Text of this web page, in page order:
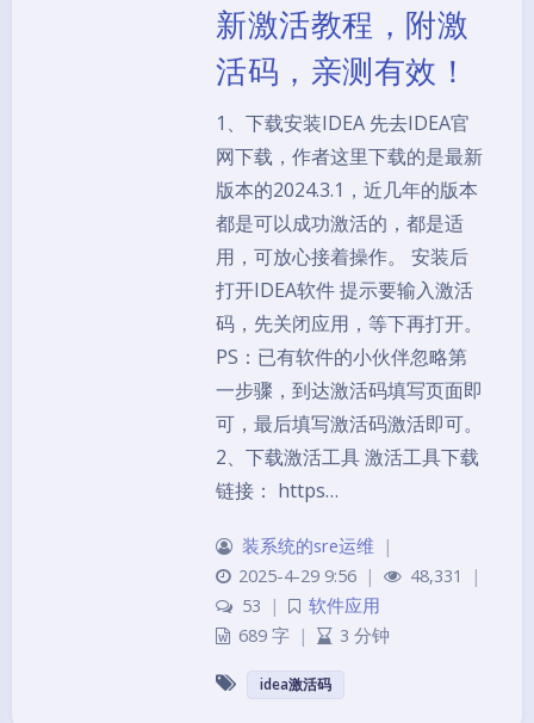
新激活教程，附激
活码，亲测有效！
1、下载安装IDEA 先去IDEA官
网下载，作者这里下载的是最新
版本的2024.3.1，近几年的版本
都是可以成功激活的，都是适
用，可放心接着操作。 安装后
打开IDEA软件 提示要输入激活
码，先关闭应用，等下再打开。
PS：已有软件的小伙伴忽略第
一步骤，到达激活码填写页面即
可，最后填写激活码激活即可。
2、下载激活工具 激活工具下载
链接： https…
装系统的sre运维
|
2025-4-29 9:56 | 48,331
|
53
|
软件应用
689 字 | 3 分钟
idea激活码